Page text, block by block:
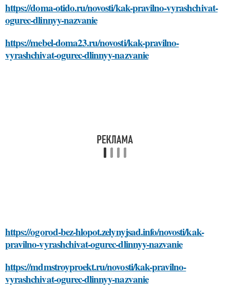
https://doma-otido.ru/novosti/kak-pravilno-vyrashchivat-
ogurec-dlinnyy-nazvanie
https://mebel-doma23.ru/novosti/kak-pravilno-
vyrashchivat-ogurec-dlinnyy-nazvanie
https://ogorod-bez-hlopot.zelynyjsad.info/novosti/kak-
pravilno-vyrashchivat-ogurec-dlinnyy-nazvanie
https://mdmstroyproekt.ru/novosti/kak-pravilno-
vyrashchivat-ogurec-dlinnyy-nazvanie